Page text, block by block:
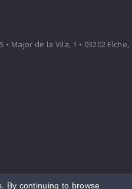
• Major de la Vila, 1 • 03202 Elche,
By continuing to browse